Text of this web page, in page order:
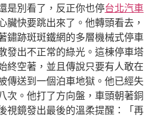
是別看了，反正你也停台北汽車
臟快要跳出來了。他轉頭看去，
鏽跡斑斑鐵網的多層機械式停車
發出不正常的綠光。這棟停車塔
終空著，並且傳說只要有人敢在
傳送到一個泊車地獄。他已經失
次。他打了方向盤，車頭朝著銅
視鏡發出最後的溫柔提醒：「再